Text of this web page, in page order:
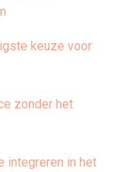
keuze voor
zonder het
integreren in het